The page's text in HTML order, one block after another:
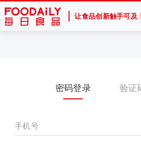
让食品创新触手可及
密码登录 验证
手机号